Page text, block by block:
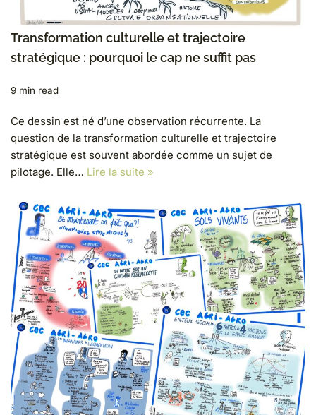
Transformation culturelle et trajectoire
stratégique : pourquoi le cap ne suffit pas
9 min read
Ce dessin est né d’une observation récurrente. La
question de la transformation culturelle et trajectoire
stratégique est souvent abordée comme un sujet de
pilotage. Elle… Lire la suite »